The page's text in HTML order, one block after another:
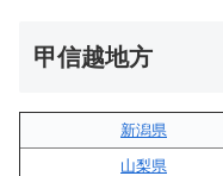
甲信越地方
新潟県
山梨県